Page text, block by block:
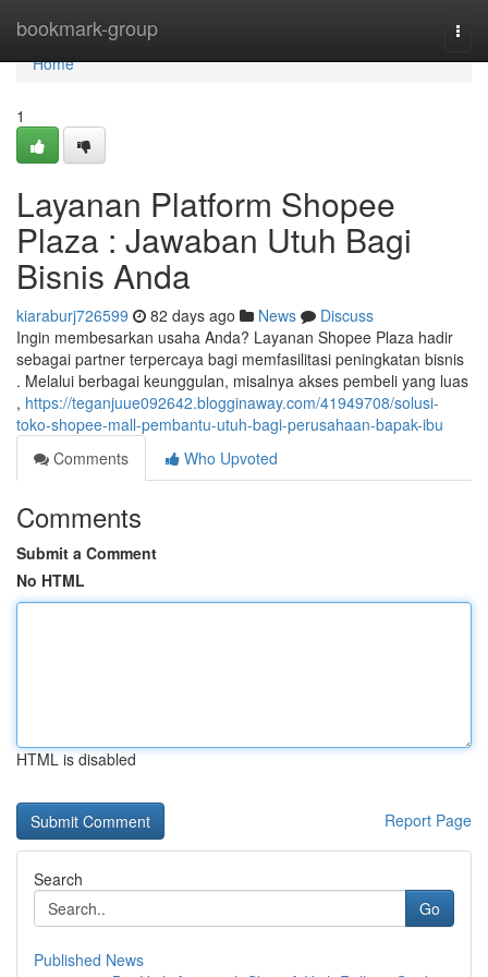
bookmark-group
Home
Home
1
Layanan Platform Shopee
Plaza : Jawaban Utuh Bagi
Bisnis Anda
kiaraburj726599 82 days ago News
Discuss
Ingin membesarkan usaha Anda? Layanan Shopee Plaza hadir
sebagai partner terpercaya bagi memfasilitasi peningkatan bisnis
. Melalui berbagai keunggulan, misalnya akses pembeli yang luas
, https://teganjuue092642.blogginaway.com/41949708/solusi-
toko-shopee-mall-pembantu-utuh-bagi-perusahaan-bapak-ibu
Comments
Who Upvoted
Comments
Submit a Comment
No HTML
HTML is disabled
Report Page
Search
Go
Published News